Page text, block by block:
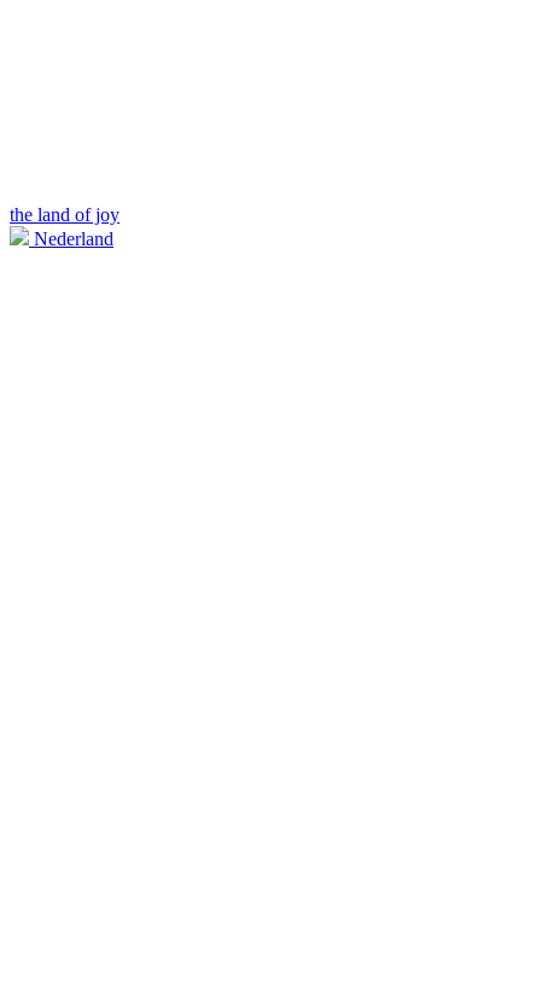
the land of joy
Nederland